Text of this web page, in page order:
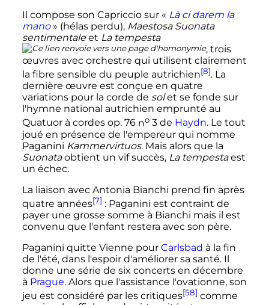
Il compose son Capriccio sur « Là ci darem la
mano » (hélasperdu), Maestosa Suonata
sentimentaleet La tempesta
, trois
œuvres avec orchestre qui utilisent clairement
la fibre sensible du peuple autrichien[8]. La
dernière œuvre est conçue en quatre
variations pour la corde de solet se fonde sur
l'hymne national autrichien emprunté au
Quatuor à cordes op. 76 no 3de Haydn. Le tout
joué en présence de l'empereur qui nomme
Paganini Kammervirtuos. Mais alors que la
Suonataobtient un vif succès, La tempestaest
un échec.
La liaison avec Antonia Bianchi prend fin après
quatre années[7] : Paganini est contraint de
payer une grosse somme à Bianchi mais il est
convenu que l'enfant restera avec son père.
Paganini quitte Vienne pour Carlsbad à la fin
de l'été, dans l'espoir d'améliorer sa santé. Il
donne une série de six concerts en décembre
à Prague. Alors que l'assistance l'ovationne, son
jeu est considéré par les critiques[58] comme